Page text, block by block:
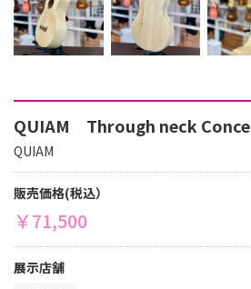
QUIAM Through neck
QUIAM
販売価格(税込）
￥71,500
展示店舗